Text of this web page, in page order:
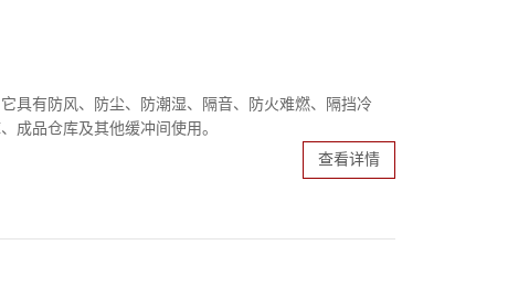
具有防风、防尘、防潮湿、隔音、防火难燃、隔挡冷
成品仓库及其他缓冲间使用。
查看详情